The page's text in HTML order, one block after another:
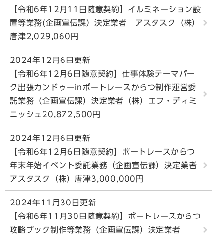
【令和6年12月11日随意契約】イルミネーション設
置等業務(企画宣伝課）決定業者 アスタスク（株）
唐津2,029,060円
2024年12月6日更新
【令和6年12月6日随意契約】仕事体験テーマパー
ク出張カンドゥーinボートレースからつ制作運営委
託業務（企画宣伝課）決定業者（株）エフ・ディミ
ニッシュ20,872,500円
2024年12月6日更新
【令和6年12月6日随意契約】ボートレースからつ
年末年始イベント委託業務（企画宣伝課）決定業者
アスタスク（株）唐津3,000,000円
2024年11月30日更新
【令和6年11月30日随意契約】ボートレースからつ
攻略ブック制作等業務（企画宣伝課）決定業者